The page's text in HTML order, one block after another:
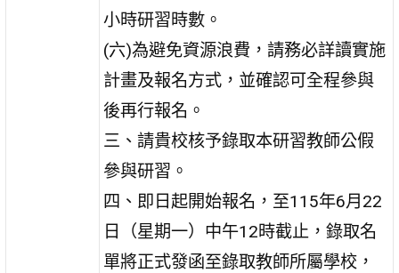
小時研習時數。
(六)為避免資源浪費，請務必詳讀實施
計畫及報名方式，並確認可全程參與
後再行報名。
三、請貴校核予錄取本研習教師公假
參與研習。
四、即日起開始報名，至115年6月22
日（星期一）中午12時截止，錄取名
單將正式發函至錄取教師所屬學校，